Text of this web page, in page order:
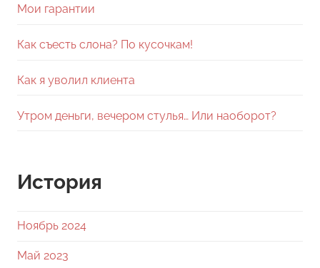
Мои гарантии
Как съесть слона? По кусочкам!
Как я уволил клиента
Утром деньги, вечером стулья… Или наоборот?
История
Ноябрь 2024
Май 2023